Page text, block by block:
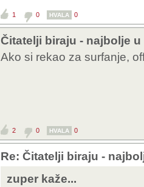
dimenzija 13-
ne treba nikakva
njemu surfati,
prezahtjevno.
1 0 HVALA 0
Čitatelji biraju - najbolje
Ako si rekao za surfanje,
2 0 HVALA 0
Re: Čitatelji biraju -
zuper kaže...